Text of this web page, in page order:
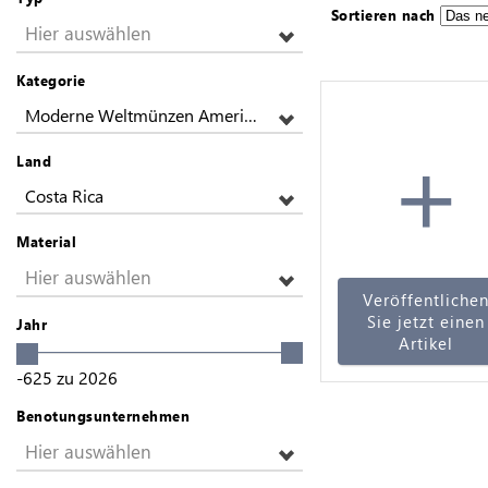
Hier auswählen
Kategorie
Moderne Weltmünzen Amerikas
Land
Costa Rica
Material
Hier auswählen
Jahr
-625 zu 2026
Benotungsunternehmen
Hier auswählen
Sortieren nach
+
Veröffentlichen
Sie jetzt einen
Artikel